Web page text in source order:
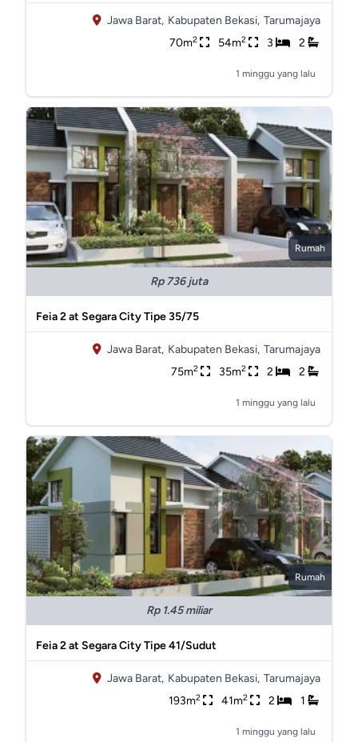
Jawa Barat, Kabupaten Bekasi, Tarumajaya
70m2 54m2 3 2
1 minggu yang lalu
Rumah
Rp 736 juta
Feia 2 at Segara City Tipe 35/75
Jawa Barat, Kabupaten Bekasi, Tarumajaya
75m2 35m2 2 2
1 minggu yang lalu
Rumah
Rp 1.45 miliar
Feia 2 at Segara City Tipe 41/Sudut
Jawa Barat, Kabupaten Bekasi, Tarumajaya
193m2 41m2 2 1
1 minggu yang lalu